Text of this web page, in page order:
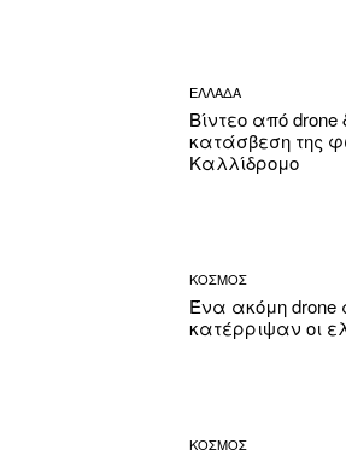
ΕΛΛΑΔΑ
Βίντεο από drone
κατάσβεση της
Καλλίδρομο
ΚΟΣΜΟΣ
Ένα ακόμη drone
κατέρριψαν οι
ΚΟΣΜΟΣ